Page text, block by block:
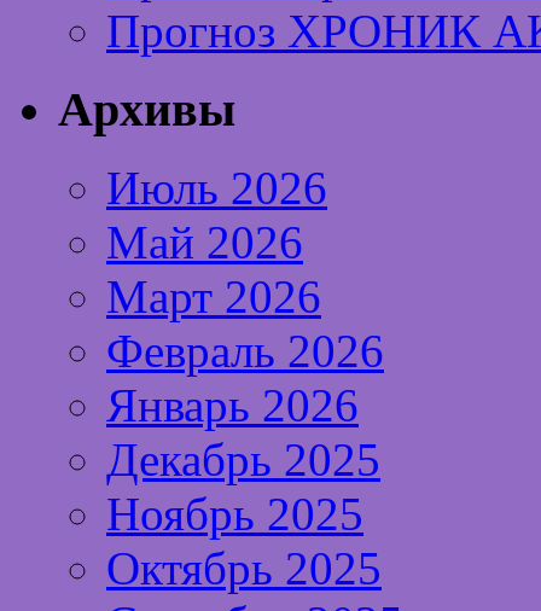
Прогноз ХРОНИК
Архивы
Июль 2026
Май 2026
Март 2026
Февраль 2026
Январь 2026
Декабрь 2025
Ноябрь 2025
Октябрь 2025